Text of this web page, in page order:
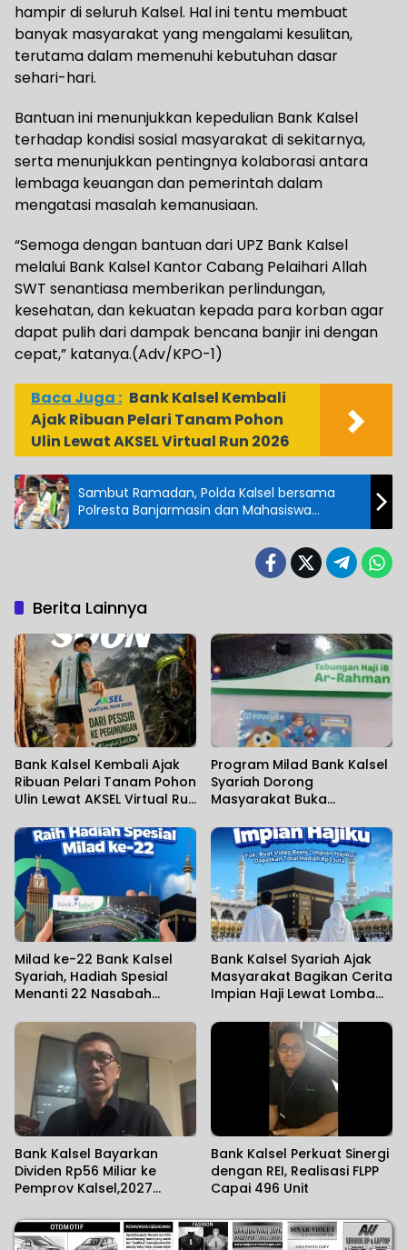
hampir di seluruh Kalsel. Hal ini tentu membuat
banyak masyarakat yang mengalami kesulitan,
terutama dalam memenuhi kebutuhan dasar
sehari-hari.
Bantuan ini menunjukkan kepedulian Bank Kalsel
terhadap kondisi sosial masyarakat di sekitarnya,
serta menunjukkan pentingnya kolaborasi antara
lembaga keuangan dan pemerintah dalam
mengatasi masalah kemanusiaan.
“Semoga dengan bantuan dari UPZ Bank Kalsel
melalui Bank Kalsel Kantor Cabang Pelaihari Allah
SWT senantiasa memberikan perlindungan,
kesehatan, dan kekuatan kepada para korban agar
dapat pulih dari dampak bencana banjir ini dengan
cepat,” katanya.(Adv/KPO-1)
Baca Juga : Bank Kalsel Kembali
Ajak Ribuan Pelari Tanam Pohon
Ulin Lewat AKSEL Virtual Run 2026
Sambut Ramadan, Polda Kalsel bersama
Polresta Banjarmasin dan Mahasiswa
Salurkan Bansos Polri Presisi
Berita Lainnya
Bank Kalsel Kembali Ajak
Ribuan Pelari Tanam Pohon
Ulin Lewat AKSEL Virtual Run
Program Milad Bank Kalsel
Syariah Dorong
Masyarakat Buka
Milad ke-22 Bank Kalsel
Syariah, Hadiah Spesial
Menanti 22 Nasabah
Ar-Rahman
Bank Kalsel Syariah Ajak
Masyarakat Bagikan Cerita
Impian Haji Lewat Lomba
Bank Kalsel Bayarkan
Dividen Rp56 Miliar ke
Pemprov Kalsel,2027
Miliar
Bank Kalsel Perkuat Sinergi
dengan REI, Realisasi FLPP
Capai 496 Unit